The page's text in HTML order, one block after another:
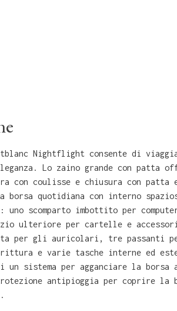
Nightflight consente di
Lo zaino grande con patta
con coulisse e chiusura con patta
borsa quotidiana con interno
uno scomparto imbottito per
ulteriore per cartelle e
per gli auricolari, tre passanti
e varie tasche interne ed
un sistema per agganciare la borsa
antipioggia per coprire la